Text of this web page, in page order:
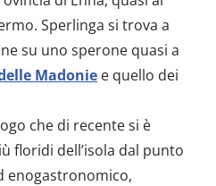
Sperlinga si trova a
su uno sperone quasi a
Madonie e quello dei
che di recente si è
floridi dell’isola dal punto
enogastronomico,